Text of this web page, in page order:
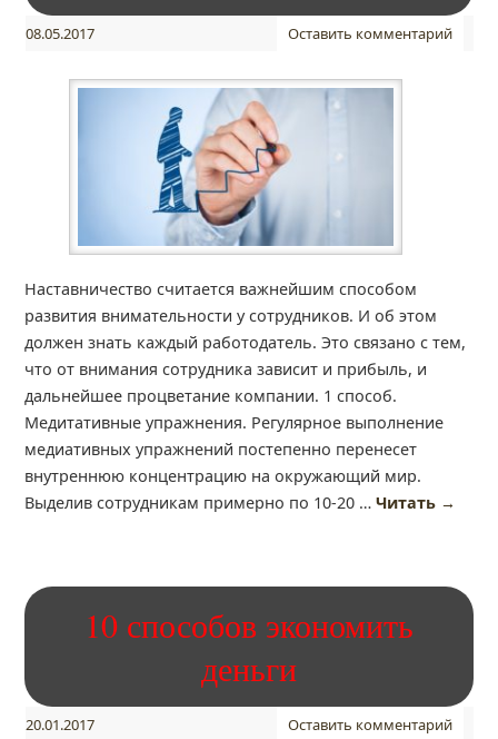
08.05.2017 Оставить комментарий
Наставничество считается важнейшим способом
развития внимательности у сотрудников. И об этом
должен знать каждый работодатель. Это связано с тем,
что от внимания сотрудника зависит и прибыль, и
дальнейшее процветание компании. 1 способ.
Медитативные упражнения. Регулярное выполнение
медиативных упражнений постепенно перенесет
внутреннюю концентрацию на окружающий мир.
Выделив сотрудникам примерно по 10-20 … Читать →
10 способов экономить
деньги
20.01.2017 Оставить комментарий